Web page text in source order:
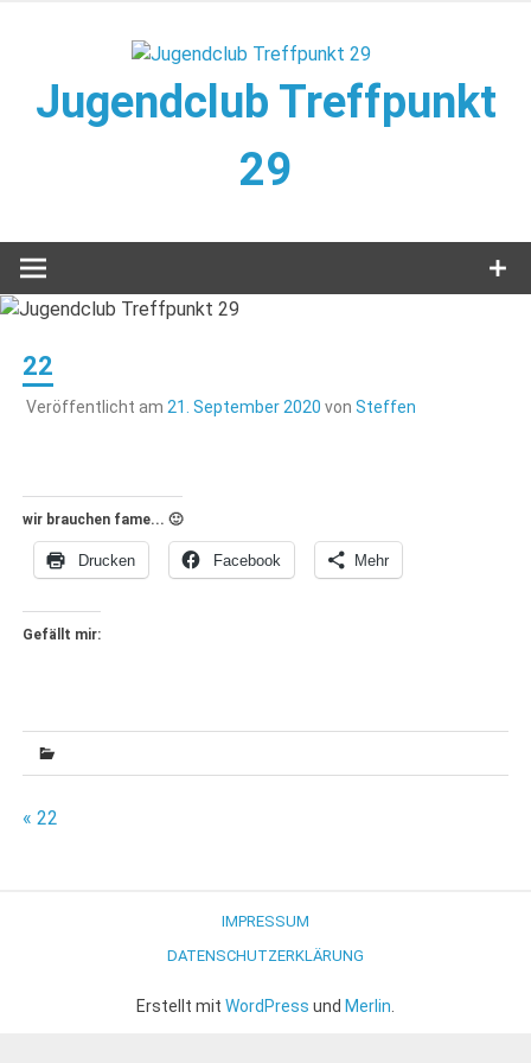
Jugendclub Treffpunkt
29
22
Veröffentlicht am 21. September 2020 von Steffen
wir brauchen fame... 🙂
Drucken Facebook Mehr
Gefällt mir:
Beitragsnavigation
« 22
IMPRESSUM
DATENSCHUTZERKLÄRUNG
Erstellt mit WordPress und Merlin